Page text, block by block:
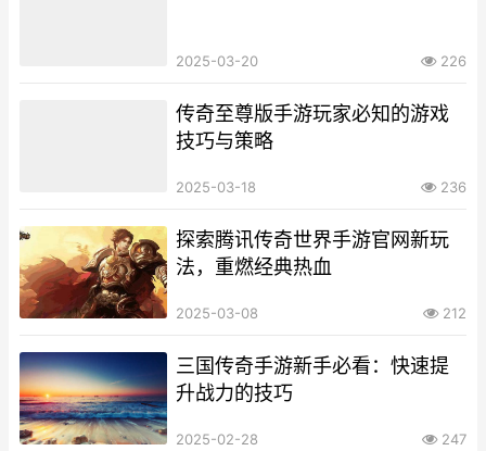
2025-03-20 226
传奇至尊版手游玩家必知的游戏
技巧与策略
2025-03-18 236
探索腾讯传奇世界手游官网新玩
法，重燃经典热血
2025-03-08 212
三国传奇手游新手必看：快速提
升战力的技巧
2025-02-28 247